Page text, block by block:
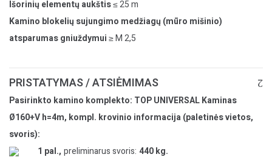
Išorinių elementų aukštis≤ 25 m
Kamino blokelių sujungimo medžiagų (mūro mišinio)
atsparumas gniuždymui≥ M 2,5
PRISTATYMAS / ATSIĖMIMAS
Pasirinkto kamino komplekto: TOP UNIVERSAL Kaminas
Ø160+V h=4m, kompl. krovinio informacija (paletinės vietos,
svoris):
1 pal., preliminarus svoris: 440 kg.